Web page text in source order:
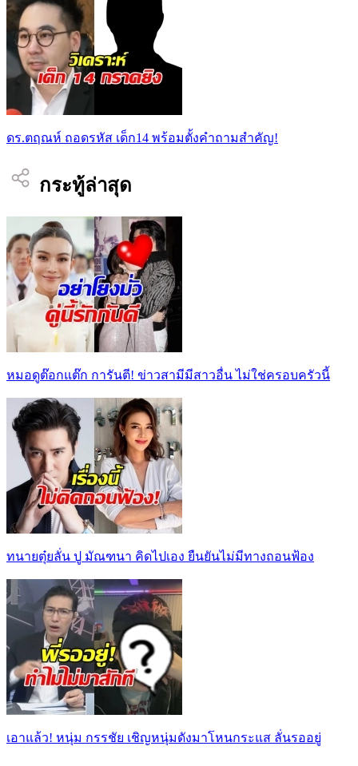
ดร.ตฤณห์ ถอดรหัส เด็ก14 พร้อมตั้งคำถามสำคัญ!
กระทู้ล่าสุด
หมอดูต๊อกแต๊ก การันตี! ข่าวสามีมีสาวอื่น ไม่ใช่ครอบครัวนี้
ทนายตุ๋ยลั่น ปู มัณฑนา คิดไปเอง ยืนยันไม่มีทางถอนฟ้อง
เอาแล้ว! หนุ่ม กรรชัย เชิญหนุ่มดังมาโหนกระแส ลั่นรออยู่